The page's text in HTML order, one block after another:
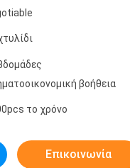
βοήθεια
το χρόνο
Επικοινωνία